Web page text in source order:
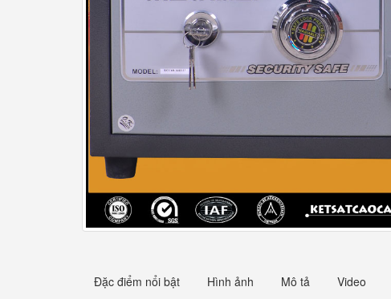
Đặc điểm nổi bật Hình ảnh Mô tả Video